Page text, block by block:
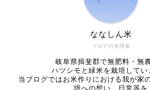
ブログの管理者
ななしん米
岐阜県揖斐郡で無肥料・無
ハツシモと緑米を栽培してい
当ブログではお米作りにおける我が家
培への想い、日常等を